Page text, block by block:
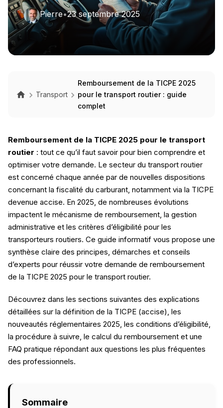
Pierre•23 septembre 2025
Transport
Remboursement de la TICPE 2025
pour le transport routier : guide
complet
Remboursement de la TICPE 2025 pour le transport
routier : tout ce qu’il faut savoir pour bien comprendre et
optimiser votre demande. Le secteur du transport routier
est concerné chaque année par de nouvelles dispositions
concernant la fiscalité du carburant, notamment via la TICPE
devenue accise. En 2025, de nombreuses évolutions
impactent le mécanisme de remboursement, la gestion
administrative et les critères d’éligibilité pour les
transporteurs routiers. Ce guide informatif vous propose une
synthèse claire des principes, démarches et conseils
d’experts pour réussir votre demande de remboursement
de la TICPE 2025 pour le transport routier.
Découvrez dans les sections suivantes des explications
détaillées sur la définition de la TICPE (accise), les
nouveautés réglementaires 2025, les conditions d’éligibilité,
la procédure à suivre, le calcul du remboursement et une
FAQ pratique répondant aux questions les plus fréquentes
des professionnels.
Sommaire